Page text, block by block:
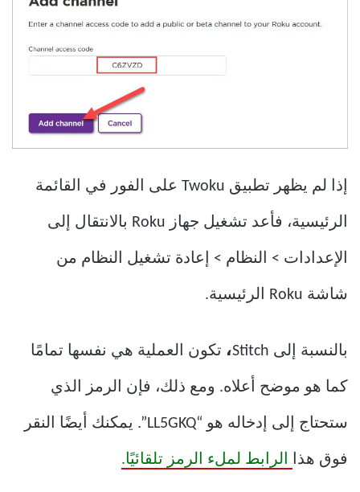
إذا لم يظهر تطبيق Twoku على الفور في القائمة
الرئيسية، فأعد تشغيل جهاز Roku بالانتقال إلى
الإعدادات > النظام > إعادة تشغيل النظام من
شاشة Roku الرئيسية.
بالنسبة إلى Stitch ، تكون العملية هي نفسها تمامًا
كما هو موضح أعلاه. ومع ذلك، فإن الرمز الذي
ستحتاج إلى إدخاله هو “LL5GKQ”. يمكنك أيضًا النقر
فوق هذا الرابط لملء الرمز تلقائيًا.